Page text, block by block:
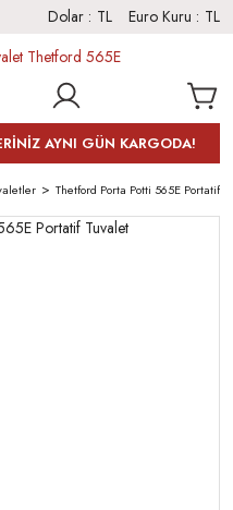
Dolar : TL Euro Kuru : TL
AYNI GÜN KARGODA!
Thetford Porta Potti 565E Portatif